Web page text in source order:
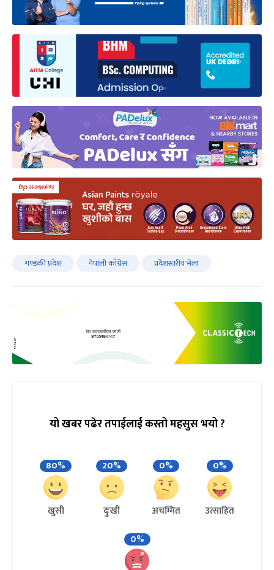
गण्डकी प्रदेश नेपाली काँग्रेस प्रदेशस्तरीय भेला
यो खबर पढेर तपाईलाई कस्तो महसुस भयो ?
80%
खुसी
20%
दुःखी
0%
अचम्मित
0%
उत्साहित
0%